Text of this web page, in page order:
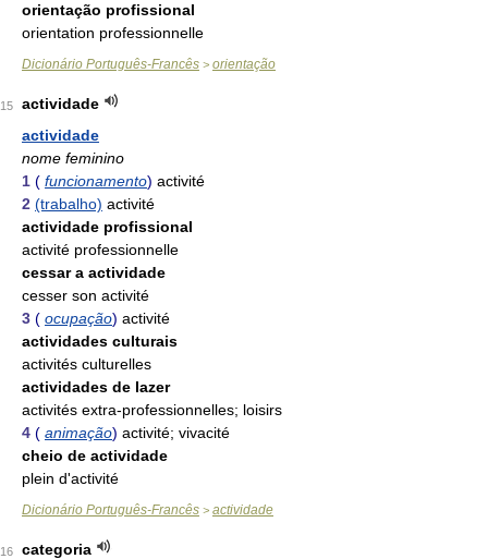
orientação profissional
orientation professionnelle
Dicionário Português-Francês > orientação
15
actividade
actividade
nome feminino
1 ( funcionamento) activité
2 (trabalho) activité
actividade profissional
activité professionnelle
cessar a actividade
cesser son activité
3 ( ocupação) activité
actividades culturais
activités culturelles
actividades de lazer
activités extra-professionnelles; loisirs
4 ( animação) activité; vivacité
cheio de actividade
plein d'activité
Dicionário Português-Francês > actividade
16
categoria